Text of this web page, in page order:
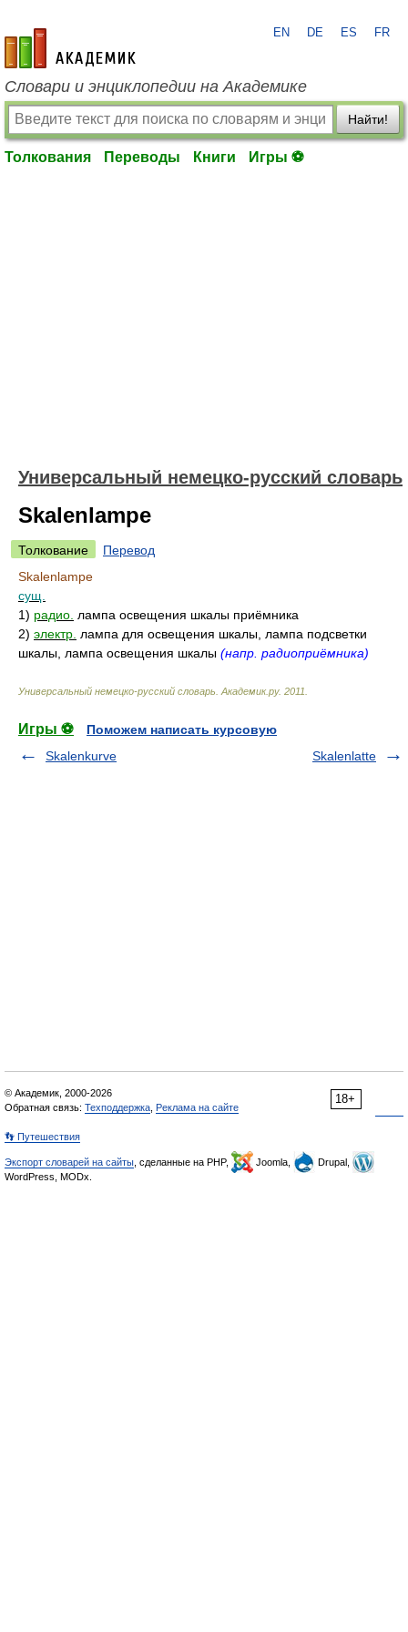
academic.ru
EN DE ES FR
Словари и энциклопедии на Академике
Найти!
Толкования Переводы Книги Игры ⚽
Универсальный немецко-русский словарь
Skalenlampe
Толкование
Перевод
Skalenlampe
сущ.
1) радио. лампа освещения шкалы приёмника
2) электр. лампа для освещения шкалы, лампа подсветки
шкалы, лампа освещения шкалы (напр. радиоприёмника)
Универсальный немецко-русский словарь Академик.ру. 2011
Игры ⚽
Поможем написать курсовую
Skalenkurve
Skalenlatte
18+
© Академик, 2000-2026
Обратная связь: Техподдержка Реклама на сайте
👣 Путешествия
Экспорт словарей на сайты , сделанные на PHP, Joomla,
Drupal,
WordPress, MODx.